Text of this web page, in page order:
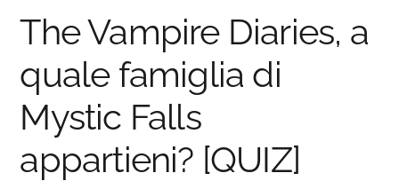
The Vampire Diaries, a
quale famiglia di
Mystic Falls
appartieni? [QUIZ]